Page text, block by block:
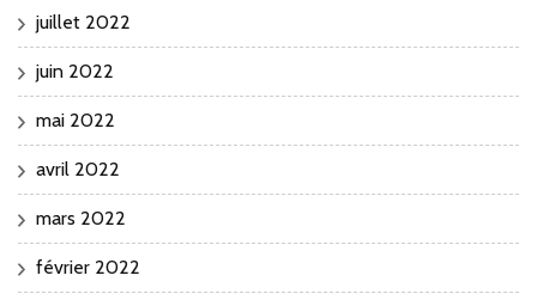
juillet 2022
juin 2022
mai 2022
avril 2022
mars 2022
février 2022